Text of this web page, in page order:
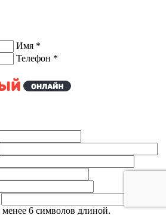
Имя *
Телефон *
6 символов длиной.